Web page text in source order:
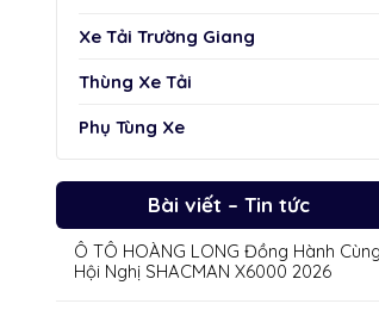
Xe Tải Trường Giang
Thùng Xe Tải
Phụ Tùng Xe
Bài viết – Tin tức
Ô TÔ HOÀNG LONG Đồng Hành Cùng
Hội Nghị SHACMAN X6000 2026